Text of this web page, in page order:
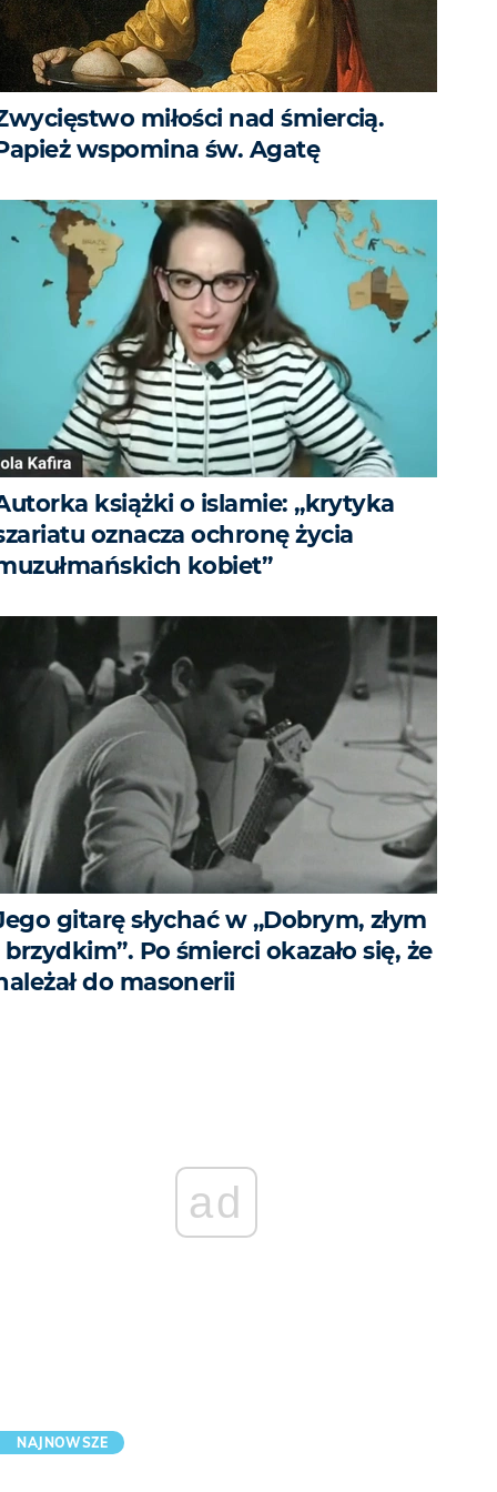
miłości nad śmiercią.
wspomina św. Agatę
książki o islamie: „krytyka
oznacza ochronę życia
kobiet”
gitarę słychać w „Dobrym, złym
brzydkim”. Po śmierci okazało się, że
do masonerii
ad
NAJNOWSZE